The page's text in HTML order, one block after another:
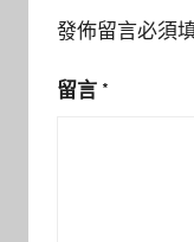
發佈留言必須
留言 *